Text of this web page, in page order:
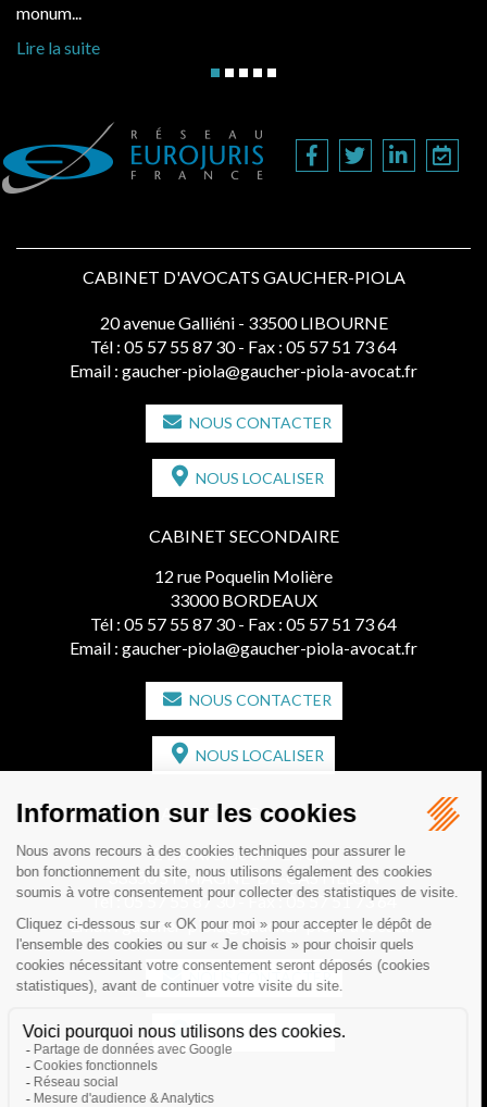
CABINET D'AVOCATS GAUCHER-PIOLA
20 avenue Galliéni - 33500 LIBOURNE
Tél : 05 57 55 87 30 - Fax : 05 57 51 73 64
Email : gaucher-piola@gaucher-piola-avocat.fr
NOUS CONTACTER
NOUS LOCALISER
CABINET SECONDAIRE
12 rue Poquelin Molière
33000 BORDEAUX
Tél : 05 57 55 87 30 - Fax : 05 57 51 73 64
Email : gaucher-piola@gaucher-piola-avocat.fr
NOUS CONTACTER
NOUS LOCALISER
CABINET SECONDAIRE
2 bis Avenue de l'Europe
33350 ST MAGNE-DE-CASTILLON
Tél :05 57 55 87 30 - Fax : 05 57 51 73 64
Email :gaucher-piola@gaucher-piola-avocat.fr
NOUS CONTACTER
NOUS LOCALISER